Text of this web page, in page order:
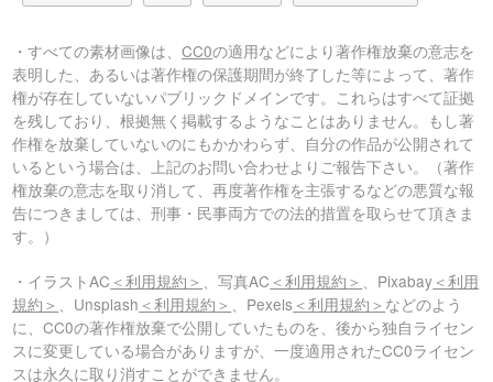
・すべての素材画像は、CC0の適用などにより著作権放棄の意志を
表明した、あるいは著作権の保護期間が終了した等によって、著作
権が存在していないパブリックドメインです。これらはすべて証拠
を残しており、根拠無く掲載するようなことはありません。もし著
作権を放棄していないのにもかかわらず、自分の作品が公開されて
いるという場合は、上記のお問い合わせよりご報告下さい。（著作
権放棄の意志を取り消して、再度著作権を主張するなどの悪質な報
告につきましては、刑事・民事両方での法的措置を取らせて頂きま
す。）
・イラストAC ＜利用規約＞ 、写真AC ＜利用規約＞ 、Pixabay ＜利用
規約＞ 、Unsplash ＜利用規約＞ 、Pexels ＜利用規約＞ などのよう
に、CC0の著作権放棄で公開していたものを、後から独自ライセン
スに変更している場合がありますが、一度適用されたCC0ライセン
スは永久に取り消すことができません。